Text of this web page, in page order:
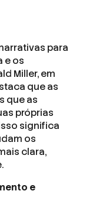
para
e os
Miller, em
que as
que as
próprias
significa
os
clara,
e